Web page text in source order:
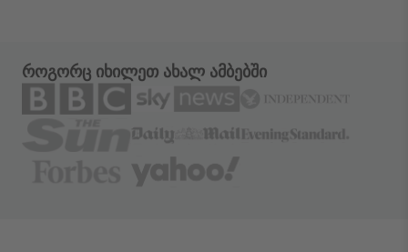
როგორც იხილეთ ახალ ამბებში